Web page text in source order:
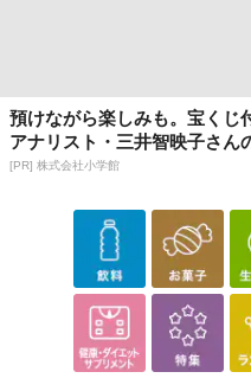
預けながら楽しみも。宝くじ
アナリスト・三井智映子さん
[PR] 株式会社小学館